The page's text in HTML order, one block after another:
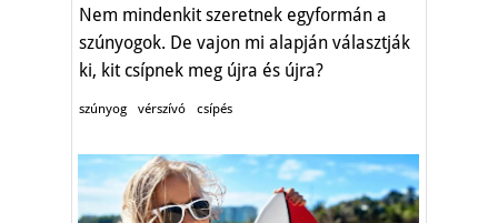
Nem mindenkit szeretnek egyformán a
szúnyogok. De vajon mi alapján választják
ki, kit csípnek meg újra és újra?
szúnyog vérszívó csípés